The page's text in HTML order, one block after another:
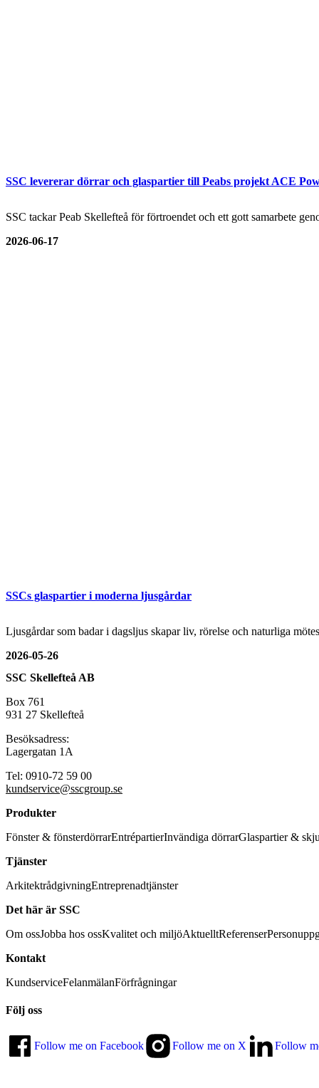
SSC levererar dörrar och glaspartier till Peabs projekt ACE
SSC tackar Peab Skellefteå för förtroendet och ett gott samarbete
2026-06-17
SSCs glaspartier i moderna ljusgårdar
Ljusgårdar som badar i dagsljus skapar liv, rörelse och naturliga
2026-05-26
SSC Skellefteå AB
Box 761
931 27 Skellefteå
Besöksadress:
Lagergatan 1A
Tel: 0910-72 59 00
kundservice@sscgroup.se
Produkter
Fönster & fönsterdörrarEntrépartierInvändiga dörrarGlaspartier &
Tjänster
ArkitektrådgivningEntreprenadtjänster
Det här är SSC
Om ossJobba hos ossKvalitet och miljöAktuelltReferenser
Kontakt
KundserviceFelanmälanFörfrågningar
Följ oss
Follow me on Facebook Follow me on X Follow